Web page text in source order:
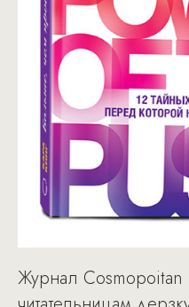
Журнал Cosmopoitan